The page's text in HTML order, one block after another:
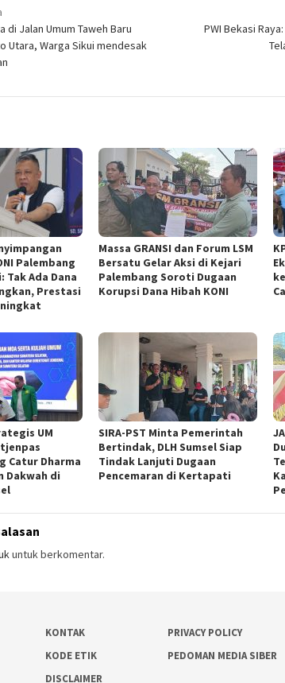
di Jalan Umum Taweh Baru
Utara, Warga Sikui mendesak
PWI Bekasi
Palembang
Ada Dana
Prestasi
Massa GRANSI dan Forum LSM
Bersatu Gelar Aksi di Kejari
Palembang Soroti Dugaan
Korupsi Dana Hibah KONI
UM
Catur Dharma
Dakwah di
SIRA-PST Minta Pemerintah
Bertindak, DLH Sumsel Siap
Tindak Lanjuti Dugaan
Pencemaran di Kertapati
untuk berkomentar.
KONTAK
PRIVACY POLICY
KODE ETIK
PEDOMAN MEDIA SIBER
DISCLAIMER